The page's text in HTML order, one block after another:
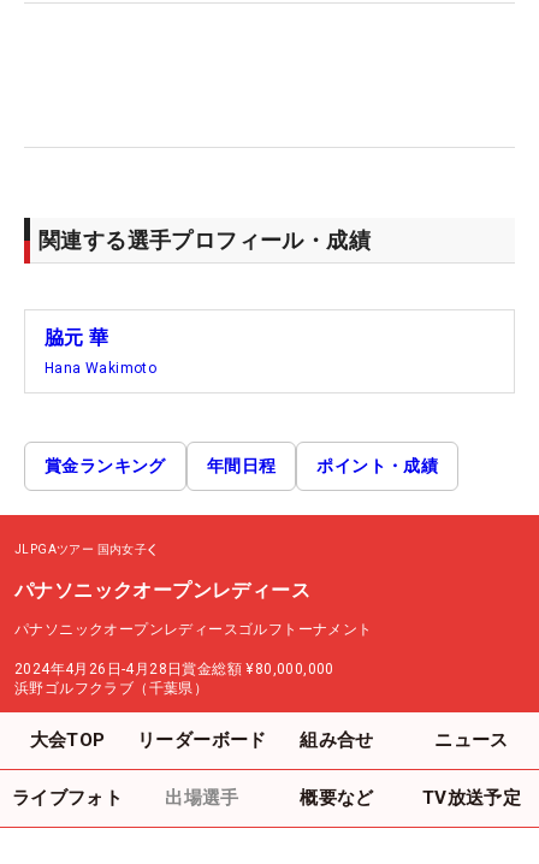
関連する選手プロフィール・成績
脇元 華
Hana Wakimoto
賞金ランキング 年間日程 ポイント・成績
JLPGAツアー 国内女子
パナソニックオープンレディース
パナソニックオープンレディースゴルフトーナメント
2024年4月26日-4月28日賞金総額 ¥80,000,000
浜野ゴルフクラブ（千葉県）
大会TOP リーダーボード 組み合せ ニュース
ライブフォト 出場選手 概要など TV放送予定